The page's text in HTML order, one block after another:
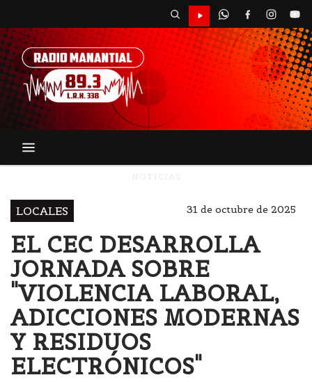
LOCALES 31 de octubre de 2025
EL CEC DESARROLLA
JORNADA SOBRE
"VIOLENCIA LABORAL,
ADICCIONES MODERNAS
Y RESIDUOS
ELECTRÓNICOS"